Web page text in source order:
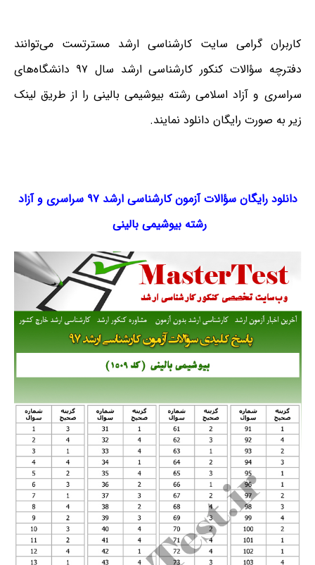
کاربران گرامی سایت کارشناسی ارشد مسترتست می‌توانند
دفترچه سؤالات کنکور کارشناسی ارشد سال ۹۷ دانشگاه‌های
سراسری و آزاد اسلامی رشته بیوشیمی بالینی را از طریق لینک‌
زیر به صورت رایگان دانلود نمایند.
دانلود رایگان سؤالات آزمون کارشناسی ارشد ۹۷ سراسری و آزاد
رشتهبیوشیمی بالینی